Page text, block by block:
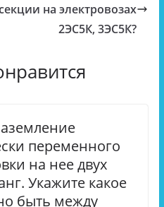
на электровозах
2ЭС5К, 3ЭС5К?
переменного
на нее двух
Укажите какое
быть между